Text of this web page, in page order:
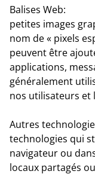
Balises Web:
petites images
nom de « pixels
peuvent être
applications,
généralement
nos utilisateurs
Autres
technologies qui
navigateur ou
locaux partagés